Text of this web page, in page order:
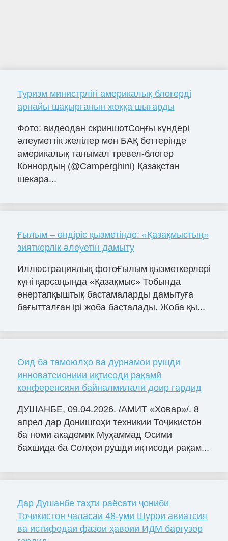
Туризм министрлігі америкалық блогерді
арнайы шақырғанын жоққа шығарды
Фото: видеодан скриншотСоңғы күндері
әлеуметтік желілер мен БАҚ беттерінде
америкалық танымал тревел-блогер
Коннордың (@Camperghini) Қазақстан
шекара...
Ғылым – өндіріс қызметінде: «Қазақмыстың»
зияткерлік әлеуетін дамыту
Иллюстрациялық фотоҒылым қызметкерлері
күні қарсаңында «Қазақмыс» Тобында
өнертапқыштық бастамаларды дамытуға
бағытталған ірі жоба басталады. Жоба қы...
Оид ба тамоюлҳо ва дурнамои рушди
инноватсиониии иқтисоди рақамӣ
конференсияи байналмилалӣ доир гардид
ДУШАНБЕ, 09.04.2026. /АМИТ «Ховар»/. 8
апрел дар Донишгоҳи техникии Тоҷикистон
ба номи академик Муҳаммад Осимӣ
бахшида ба Солҳои рушди иқтисоди рақам...
Дар Душанбе таҳти раёсати ҷониби
Тоҷикистон ҷаласаи 48-уми Шурои авиатсия
ва истифодаи фазои ҳавоии ИДМ баргузор